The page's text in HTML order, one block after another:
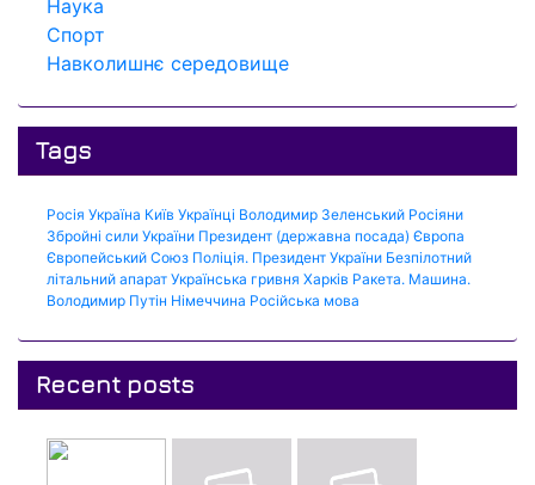
Наука
Спорт
Навколишнє середовище
Tags
Росія Україна Київ Українці Володимир Зеленський Росіяни
Збройні сили України Президент (державна посада) Європа
Європейський Союз Поліція. Президент України Безпілотний
літальний апарат Українська гривня Харків Ракета. Машина.
Володимир Путін Німеччина Російська мова
Recent posts